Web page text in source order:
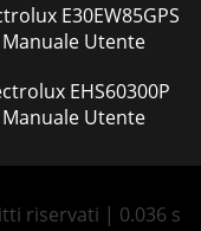
с
в
ГВС Без
вода
E30EW85GPS
Manuale Utente
EHS60300P
Manuale Utente
riservati | 0.036 s